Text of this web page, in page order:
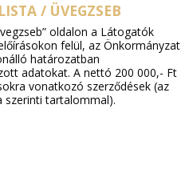
/ ÜVEGZSEB
oldalon a Látogatók
felül, az Önkormányzat
határozatban
adatokat. A nettó 200 000,- Ft
vonatkozó szerződések (az
szerinti tartalommal).